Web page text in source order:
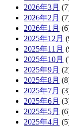
2026年3月
2026年2月
2026年1月
2025年12月
2025年11月
2025年10月
2025年9月
2025年8月
2025年7月
2025年6月
2025年5月
2025年4月